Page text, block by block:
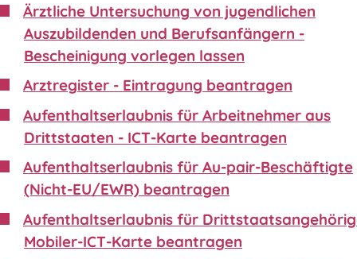
Ärztliche Untersuchung von jugendlichen
Auszubildenden und Berufsanfängern -
Bescheinigung vorlegen lassen
Arztregister - Eintragung beantragen
Aufenthaltserlaubnis für Arbeitnehmer aus
Drittstaaten - ICT-Karte beantragen
Aufenthaltserlaubnis für Au-pair-Beschäftigte
(Nicht-EU/EWR) beantragen
Aufenthaltserlaubnis für
Mobiler-ICT-Karte beantragen